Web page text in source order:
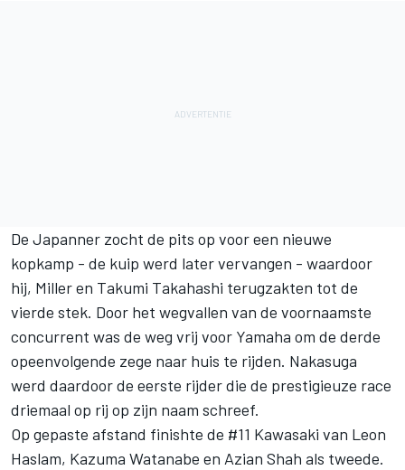
De Japanner zocht de pits op voor een nieuwe
kopkamp - de kuip werd later vervangen - waardoor
hij, Miller en Takumi Takahashi terugzakten tot de
vierde stek. Door het wegvallen van de voornaamste
concurrent was de weg vrij voor Yamaha om de derde
opeenvolgende zege naar huis te rijden. Nakasuga
werd daardoor de eerste rijder die de prestigieuze race
driemaal op rij op zijn naam schreef.
Op gepaste afstand finishte de #11 Kawasaki van Leon
Haslam, Kazuma Watanabe en Azian Shah als tweede.